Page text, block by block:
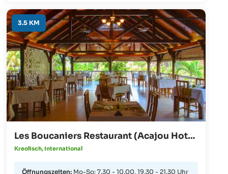
Hauses sind „Grilled Lobster with garlic-butter”
und „Creole-chicken curry and green papaya
chutney“.
3.5 KM
Les Boucaniers Restaurant (Acajou Hotel)
Kreolisch, International
Öffnungszeiten: Mo-So: 7.30 - 10.00, 19.30 - 21.30 Uhr